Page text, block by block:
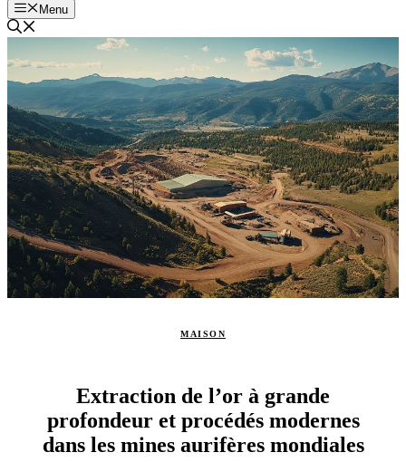
Menu
MAISON
Extraction de l’or à grande
profondeur et procédés modernes
dans les mines aurifères mondiales